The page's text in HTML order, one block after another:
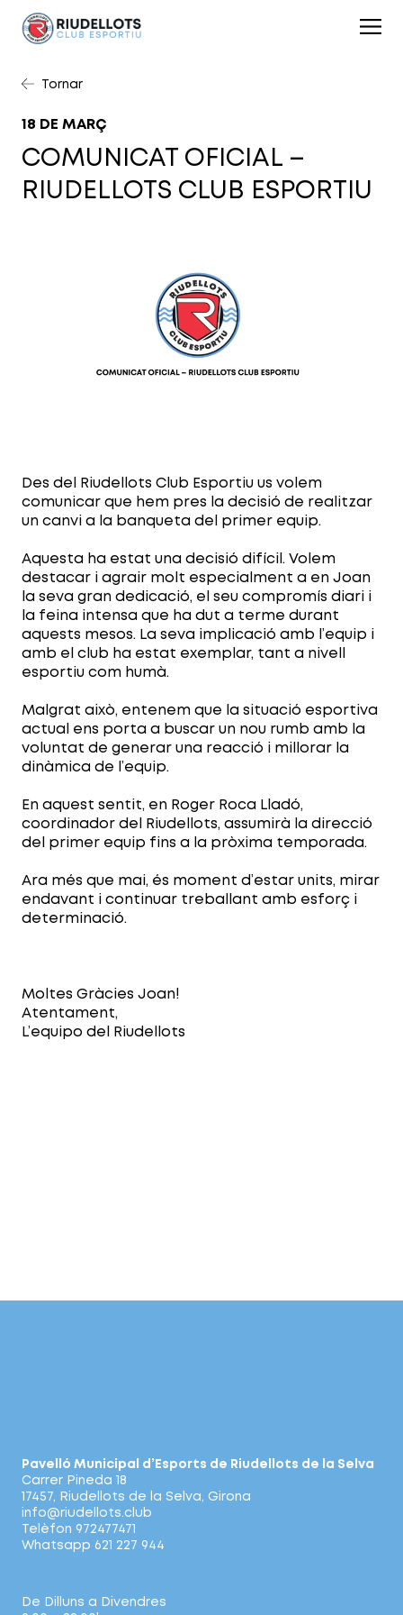
Tornar
18 DE MARÇ
COMUNICAT OFICIAL –
RIUDELLOTS CLUB ESPORTIU
Des del Riudellots Club Esportiu us volem
comunicar que hem pres la decisió de realitzar
un canvi a la banqueta del primer equip.
Aquesta ha estat una decisió difícil. Volem
destacar i agrair molt especialment a en Joan
la seva gran dedicació, el seu compromís diari i
la feina intensa que ha dut a terme durant
aquests mesos. La seva implicació amb l’equip i
amb el club ha estat exemplar, tant a nivell
esportiu com humà.
Malgrat això, entenem que la situació esportiva
actual ens porta a buscar un nou rumb amb la
voluntat de generar una reacció i millorar la
dinàmica de l’equip.
En aquest sentit, en Roger Roca Lladó,
coordinador del Riudellots, assumirà la direcció
del primer equip fins a la pròxima temporada.
Ara més que mai, és moment d’estar units, mirar
endavant i continuar treballant amb esforç i
determinació.
Moltes Gràcies Joan!
Atentament,
L’equipo del Riudellots
Pavelló Municipal d’Esports de Riudellots de la Selva
Carrer Pineda 18
17457, Riudellots de la Selva, Girona
info@riudellots.club
Telèfon 972477471
Whatsapp 621 227 944
De Dilluns a Divendres